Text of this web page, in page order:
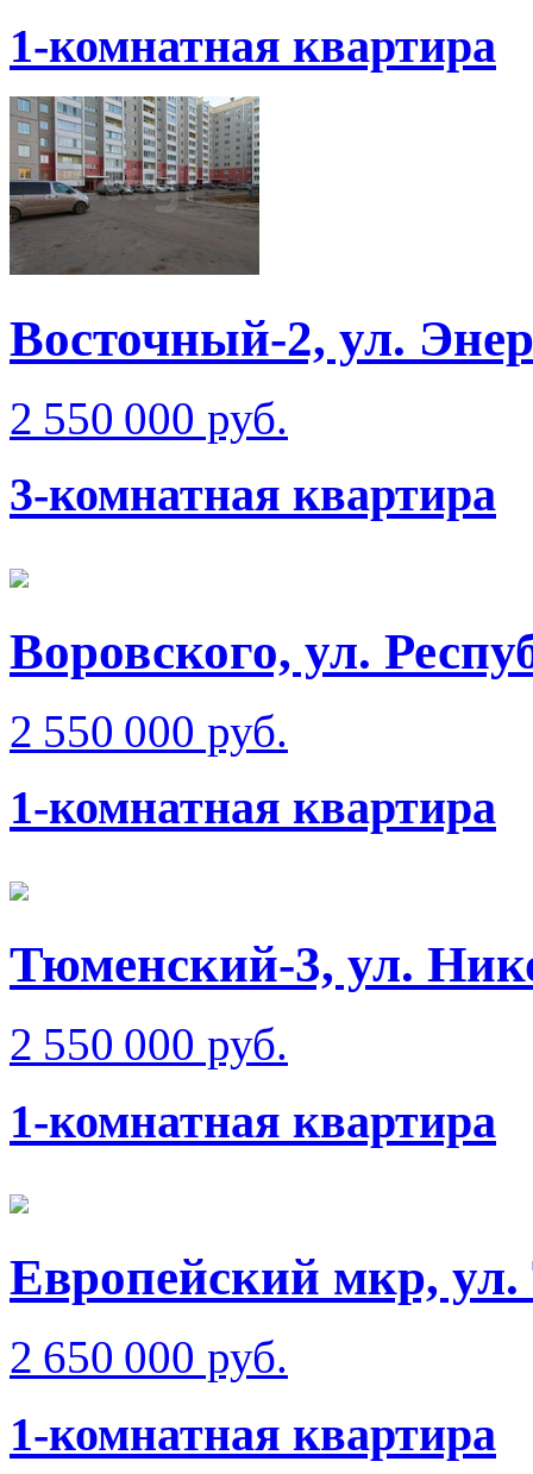
1-комнатная квартира
Восточный-2, ул.
2 550 000 руб.
3-комнатная квартира
Воровского, ул.
2 550 000 руб.
1-комнатная квартира
Тюменский-3, ул.
2 550 000 руб.
1-комнатная квартира
Европейский мкр, ул.
2 650 000 руб.
1-комнатная квартира